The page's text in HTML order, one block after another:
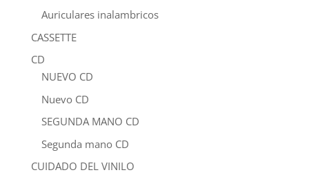
Auriculares inalambricos
CASSETTE
CD
NUEVO CD
Nuevo CD
SEGUNDA MANO CD
Segunda mano CD
CUIDADO DEL VINILO